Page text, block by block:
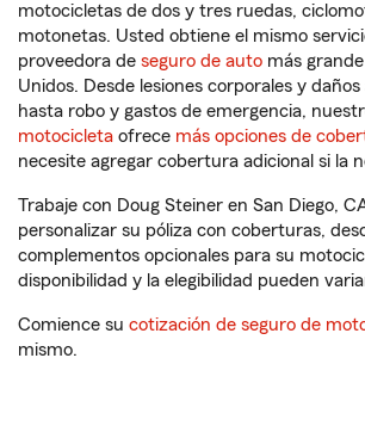
motocicletas de dos y tres ruedas,
motonetas. Usted obtiene el mismo
proveedora de seguro de auto más
Unidos. Desde lesiones corporales y
hasta robo y gastos de emergencia,
motocicleta ofrece más opciones de
necesite agregar cobertura adicional si la
Trabaje con Doug Steiner en San Diego,
personalizar su póliza con coberturas,
complementos opcionales para su
disponibilidad y la elegibilidad pueden
Comience su cotización de seguro de
mismo.